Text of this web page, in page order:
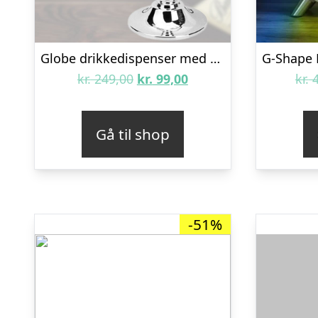
Globe drikkedispenser med hane
kr.249,00 Den
var:
kr. 249,00.
kr. 99,00Den
kr. 99,00.
Gå til shop
kr.
-51%